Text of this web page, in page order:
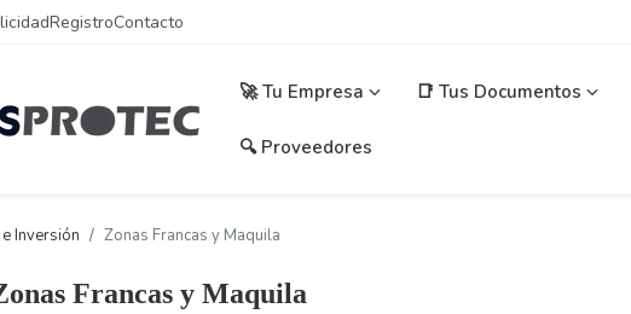
RegistroContacto
🚀 Tu Empresa 📑 Tus Documentos
🔍 Proveedores
Inversión Zonas Francas y Maquila
Francas y Maquila